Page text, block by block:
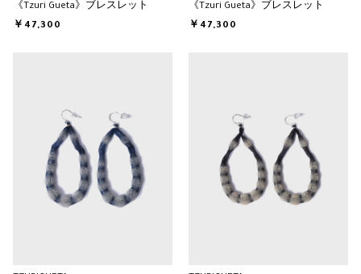
《Tzuri Gueta》ブレスレット
￥47,300
《Tzuri Gueta》ブレスレット
￥47,300